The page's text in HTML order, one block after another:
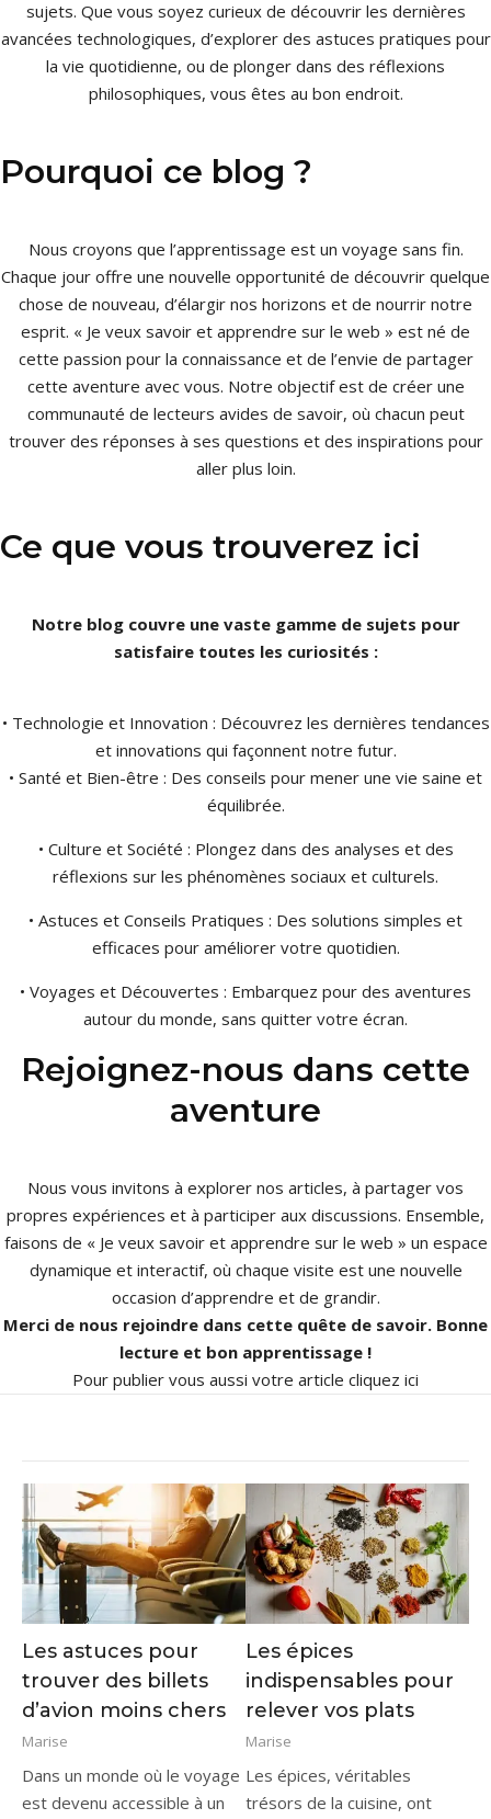
sujets. Que vous soyez curieux de découvrir les dernières
avancées technologiques, d’explorer des astuces pratiques pour
la vie quotidienne, ou de plonger dans des réflexions
philosophiques, vous êtes au bon endroit.
Pourquoi ce blog ?
Nous croyons que l’apprentissage est un voyage sans fin.
Chaque jour offre une nouvelle opportunité de découvrir quelque
chose de nouveau, d’élargir nos horizons et de nourrir notre
esprit. « Je veux savoir et apprendre sur le web » est né de
cette passion pour la connaissance et de l’envie de partager
cette aventure avec vous. Notre objectif est de créer une
communauté de lecteurs avides de savoir, où chacun peut
trouver des réponses à ses questions et des inspirations pour
aller plus loin.
Ce que vous trouverez ici
Notre blog couvre une vaste gamme de sujets pour
satisfaire toutes les curiosités :
• Technologie et Innovation : Découvrez les dernières tendances
et innovations qui façonnent notre futur.
• Santé et Bien-être : Des conseils pour mener une vie saine et
équilibrée.
• Culture et Société : Plongez dans des analyses et des
réflexions sur les phénomènes sociaux et culturels.
• Astuces et Conseils Pratiques : Des solutions simples et
efficaces pour améliorer votre quotidien.
• Voyages et Découvertes : Embarquez pour des aventures
autour du monde, sans quitter votre écran.
Rejoignez-nous dans cette
aventure
Nous vous invitons à explorer nos articles, à partager vos
propres expériences et à participer aux discussions. Ensemble,
faisons de « Je veux savoir et apprendre sur le web » un espace
dynamique et interactif, où chaque visite est une nouvelle
occasion d’apprendre et de grandir.
Merci de nous rejoindre dans cette quête de savoir. Bonne
lecture et bon apprentissage !
Pour publier vous aussi votre article cliquez ici
Les astuces pour
trouver des billets
d’avion moins chers
Marise
Dans un monde où le voyage
est devenu accessible à un
Les épices
indispensables pour
relever vos plats
Marise
Les épices, véritables
trésors de la cuisine, ont